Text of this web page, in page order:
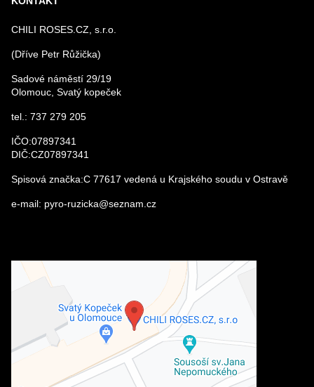
JMÉNO
VÁŠ E-MAIL
VÁŠ DOTAZ K PRODUKTU
CHILI ROSES.CZ, s.r.o.
(Dříve Petr Růžička)
Sadové náměstí 29/19
Olomouc, Svatý kopeček
tel.: 737 279 205
IČO:07897341
DIČ:CZ07897341
Spisová značka:C 77617 vedená u Krajského soudu v Ostravě
e-mail: pyro-ruzicka@seznam.cz
Externí obsah je blokován Volbami
soukromí
Přejete si načíst externí obsah?
Povolit a zapamatovat - souhlas s
druhem cookie: Funkční